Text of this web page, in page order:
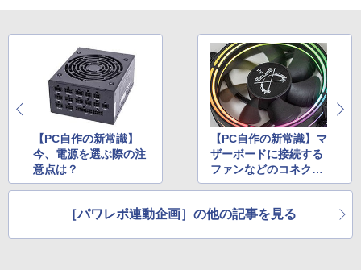
【PC自作の新常識】
今、電源を選ぶ際の注
意点は？
【PC自作の新常識】マ
ザーボードに接続する
ファンなどのコネクタ
が足りない！非対応機
を活用するには？
［パワレポ連動企画］の他の記事を見る